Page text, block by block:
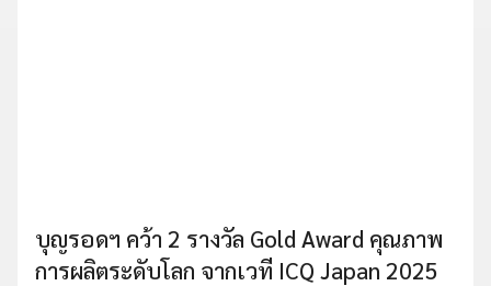
บุญรอดฯ คว้า 2 รางวัล Gold Award คุณภาพ
การผลิตระดับโลก จากเวที ICQ Japan 2025